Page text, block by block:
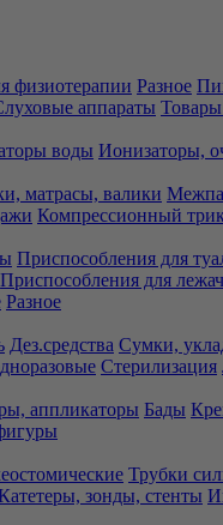
физиотерапии Разное
аппараты Товары
воды Ионизаторы,
матрасы, валики
Компрессионный
Приспособления для
Приспособления для
Разное
Дез.средства Сумки,
Стерилизация
аппликаторы Бады
Трубки
зонды, стенты